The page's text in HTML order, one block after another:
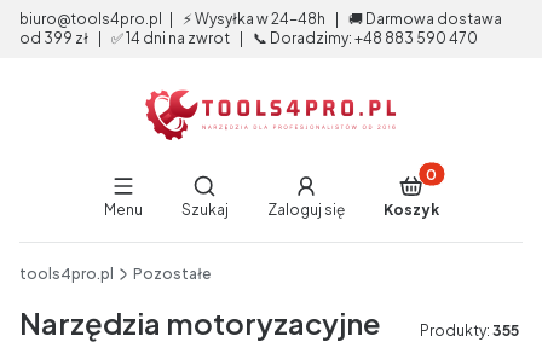
biuro@tools4pro.pl | ⚡ Wysyłka w 24-48h | 🚚 Darmowa dostawa
od 399 zł | ✅ 14 dni na zwrot | 📞 Doradzimy: +48 883 590 470
Menu
Otwórz wyszukiwarkę
Szukaj Zaloguj się
Produkty w
Koszyk
tools4pro.pl Pozostałe
Narzędzia motoryzacyjne Produkty: 355